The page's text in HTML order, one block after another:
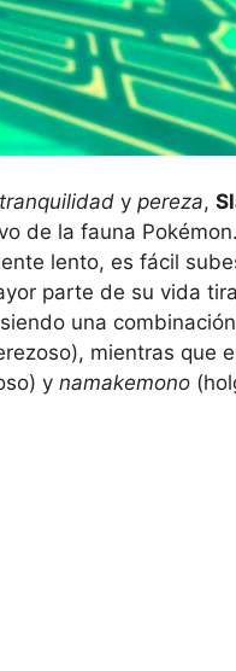
tranquilidad y pereza,
de la fauna
lento, es fácil
parte de su vida
una
mientras que
y namakemono